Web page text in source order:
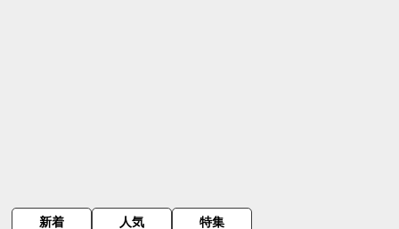
新着 人気 特集